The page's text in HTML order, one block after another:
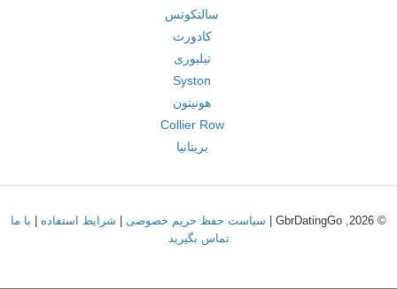
سالتکوتس
کادورث
تیلبوری
Syston
هونیتون
Collier Row
بریتانیا
© 2026, GbrDatingGo | سیاست حفظ حریم خصوصی شرایط استفاده
با ما
تماس بگیرید